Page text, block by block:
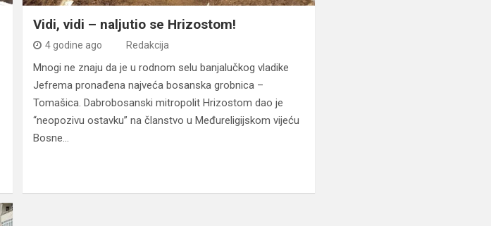
Vidi, vidi – naljutio se Hrizostom!
4 godine ago Redakcija
Mnogi ne znaju da je u rodnom selu banjalučkog vladike
Jefrema pronađena najveća bosanska grobnica –
Tomašica. Dabrobosanski mitropolit Hrizostom dao je
“neopozivu ostavku” na članstvo u Međureligijskom vijeću
Bosne…